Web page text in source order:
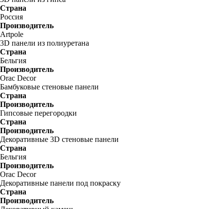
Страна
Россия
Производитель
Artpole
3D панели из полиуретана
Страна
Бельгия
Производитель
Orac Decor
Бамбуковые стеновые панели
Страна
Производитель
Гипсовые перегородки
Страна
Производитель
Декоративные 3D стеновые панели
Страна
Бельгия
Производитель
Orac Decor
Декоративные панели под покраску
Страна
Производитель